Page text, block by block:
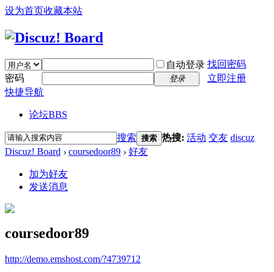
设为首页收藏本站
自动登录 找回密码
密码
登录
立即注册
快捷导航
论坛BBS
搜索 搜索 热搜: 活动 交友 discuz
Discuz! Board › coursedoor89 › 好友
加为好友
发送消息
coursedoor89
http://demo.emshost.com/?4739712